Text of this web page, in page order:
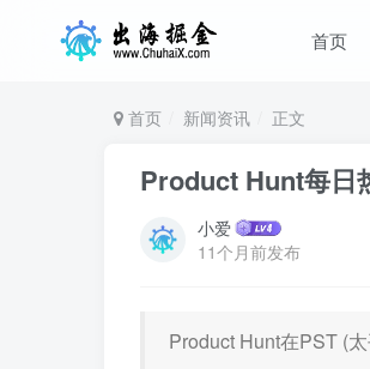
首页
首页 新闻资讯 正文
Product Hunt每日
小爱
11个月前发布
Product Hunt在PST (